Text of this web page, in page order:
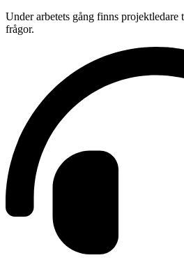
Under arbetets gång finns projektledare
frågor.